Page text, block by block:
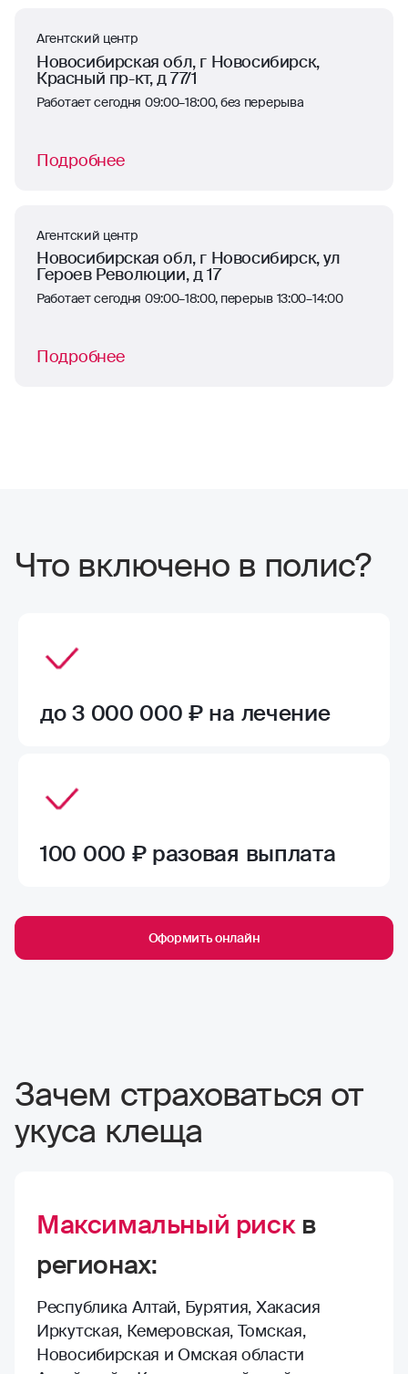
Агентский центр
Новосибирская обл, г Новосибирск,
Красный пр-кт, д 77/1
Работает сегодня 09:00–18:00, без перерыва
Подробнее
Агентский центр
Новосибирская обл, г Новосибирск, ул
Героев Революции, д 17
Работает сегодня 09:00–18:00, перерыв 13:00–14:00
Подробнее
Что включено в полис?
до 3 000 000 ₽ на лечение
100 000 ₽ разовая выплата
Оформить онлайн
Зачем страховаться от
укуса клеща
Максимальный рискв
регионах:
Республика Алтай, Бурятия, Хакасия
Иркутская, Кемеровская, Томская,
Новосибирская и Омская области